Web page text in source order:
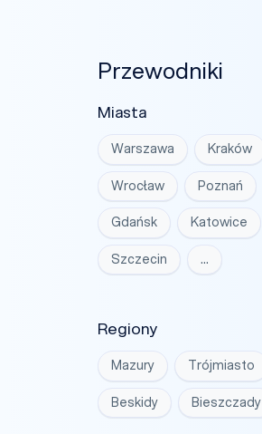
Przewodniki
Miasta
Warszawa Kraków
Wrocław Poznań
Gdańsk Katowice
Szczecin …
Regiony
Mazury Trójmiasto
Beskidy Bieszczady